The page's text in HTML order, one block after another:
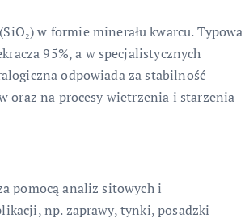
(SiO₂) w formie minerału kwarcu. Typowa
95%, a w specjalistycznych
odpowiada za stabilność
oraz na procesy wietrzenia i starzenia
pomocą analiz sitowych i
np. zaprawy, tynki, posadzki